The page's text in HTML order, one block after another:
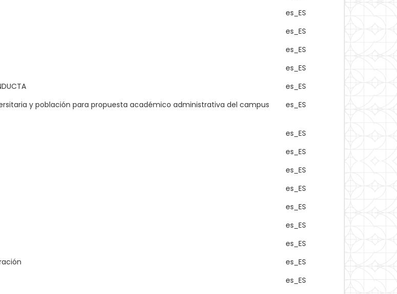
es_ES
es_ES
es_ES
es_ES
es_ES
y población para propuesta académico administrativa del campus
es_ES
es_ES
es_ES
es_ES
es_ES
es_ES
es_ES
es_ES
es_ES
es_ES